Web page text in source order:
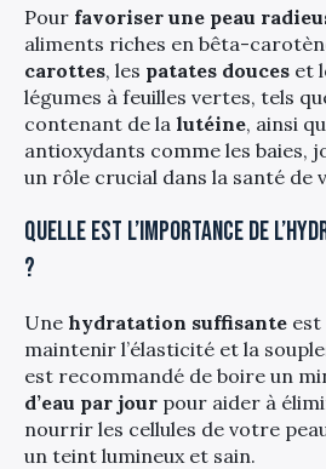
Pour favoriser une peau
aliments riches en bêta-
carottes, les patates douces et
légumes à feuilles vertes, tels
contenant de la lutéine, ainsi
antioxydants comme les baies,
un rôle crucial dans la santé de
Quelle est l’importance de
?
Une hydratation suffisante est
maintenir l’élasticité et la
est recommandé de boire un
d’eau par jour pour aider à
nourrir les cellules de votre
un teint lumineux et sain.